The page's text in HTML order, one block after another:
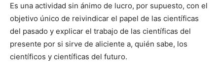
Es una actividad sin ánimo de lucro, por supuesto, con el
objetivo único de reivindicar el papel de las científicas
del pasado y explicar el trabajo de las científicas del
presente por si sirve de aliciente a, quién sabe, los
científicos y científicas del futuro.